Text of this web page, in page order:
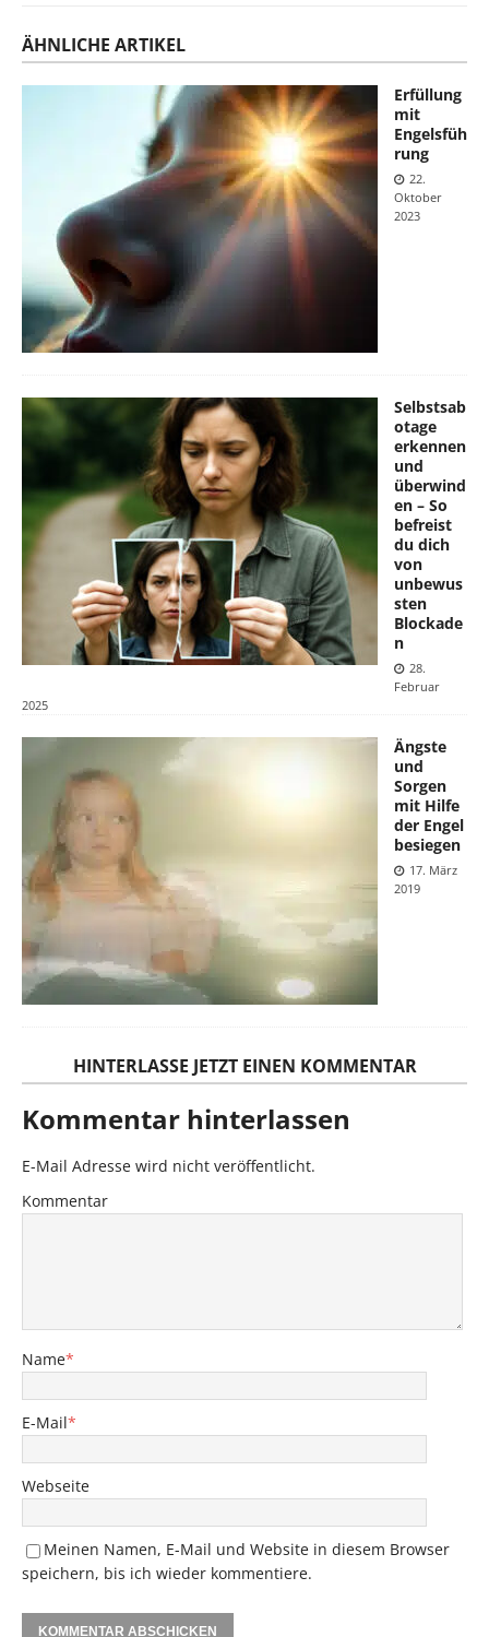
ÄHNLICHE ARTIKEL
Erfüllung
mit
Engelsfüh
rung
22.
Oktober
2023
Selbstsab
otage
erkennen
und
überwind
en – So
befreist
du dich
von
unbewus
sten
Blockade
n
28.
Februar
2025
Ängste
und
Sorgen
mit Hilfe
der Engel
besiegen
17. März
2019
HINTERLASSE JETZT EINEN KOMMENTAR
Kommentar hinterlassen
E-Mail Adresse wird nicht veröffentlicht.
Kommentar
Name*
E-Mail*
Webseite
Meinen Namen, E-Mail und Website in diesem Browser
speichern, bis ich wieder kommentiere.